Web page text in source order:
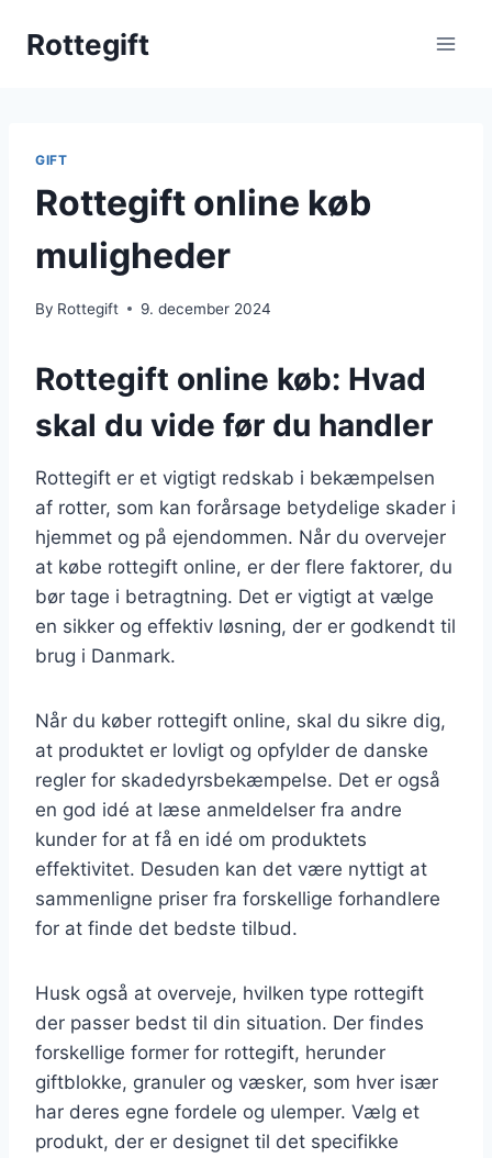
Rottegift
GIFT
Rottegift online køb
muligheder
By Rottegift 9. december 2024
Rottegift online køb: Hvad
skal du vide før du handler
Rottegift er et vigtigt redskab i bekæmpelsen
af rotter, som kan forårsage betydelige skader i
hjemmet og på ejendommen. Når du overvejer
at købe rottegift online, er der flere faktorer, du
bør tage i betragtning. Det er vigtigt at vælge
en sikker og effektiv løsning, der er godkendt til
brug i Danmark.
Når du køber rottegift online, skal du sikre dig,
at produktet er lovligt og opfylder de danske
regler for skadedyrsbekæmpelse. Det er også
en god idé at læse anmeldelser fra andre
kunder for at få en idé om produktets
effektivitet. Desuden kan det være nyttigt at
sammenligne priser fra forskellige forhandlere
for at finde det bedste tilbud.
Husk også at overveje, hvilken type rottegift
der passer bedst til din situation. Der findes
forskellige former for rottegift, herunder
giftblokke, granuler og væsker, som hver især
har deres egne fordele og ulemper. Vælg et
produkt, der er designet til det specifikke